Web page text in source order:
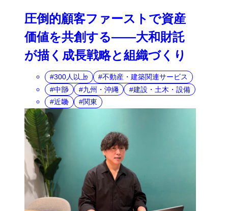
圧倒的顧客ファーストで資産
価値を共創する――大和財託
が描く成長戦略と組織づくり
300人以上
不動産・建築関連サービス
中部
九州・沖縄
建設・土木・設備
近畿
関東